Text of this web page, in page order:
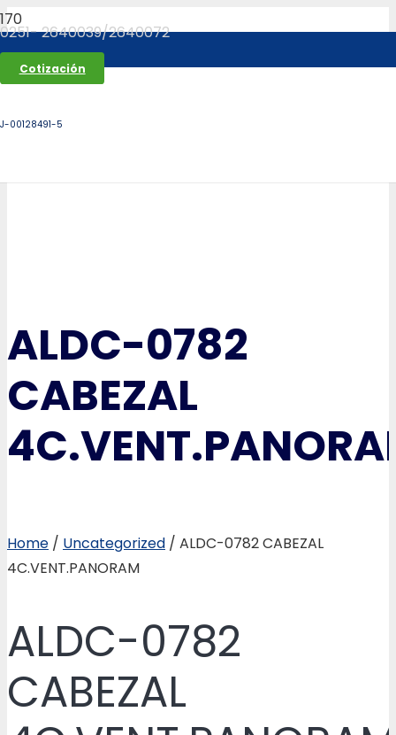
0251- 2640039/2640072
Cotización
J-00128491-5
ALDC-0782
CABEZAL
Home / Uncategorized / ALDC-0782 CABEZAL
4C.VENT.PANORAM
ALDC-0782
CABEZAL